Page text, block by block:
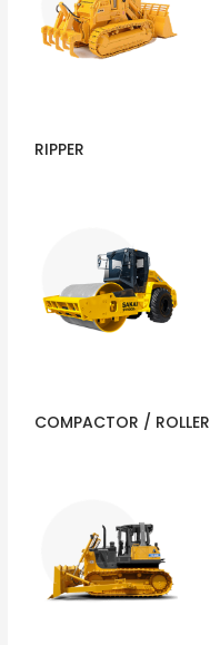
RIPPER
COMPACTOR / ROLLER